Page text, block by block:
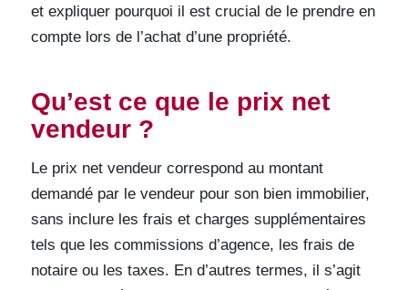
et expliquer pourquoi il est crucial de le prendre en
compte lors de l’achat d’une propriété.
Qu’est ce que le prix net
vendeur ?
Le prix net vendeur correspond au montant
demandé par le vendeur pour son bien immobilier,
sans inclure les frais et charges supplémentaires
tels que les commissions d’agence, les frais de
notaire ou les taxes. En d’autres termes, il s’agit